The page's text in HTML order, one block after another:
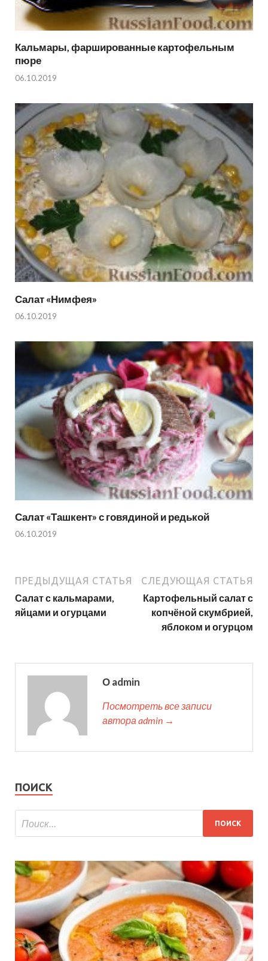
Кальмары, фаршированные картофельным
пюре
06.10.2019
Салат «Нимфея»
06.10.2019
Салат «Ташкент» с говядиной и редькой
06.10.2019
ПРЕДЫДУЩАЯ СТАТЬЯ
Салат с кальмарами,
яйцами и огурцами
СЛЕДУЮЩАЯ СТАТЬЯ
Картофельный салат с
копчёной скумбрией,
яблоком и огурцом
О admin
Посмотреть все записи
автора admin →
ПОИСК